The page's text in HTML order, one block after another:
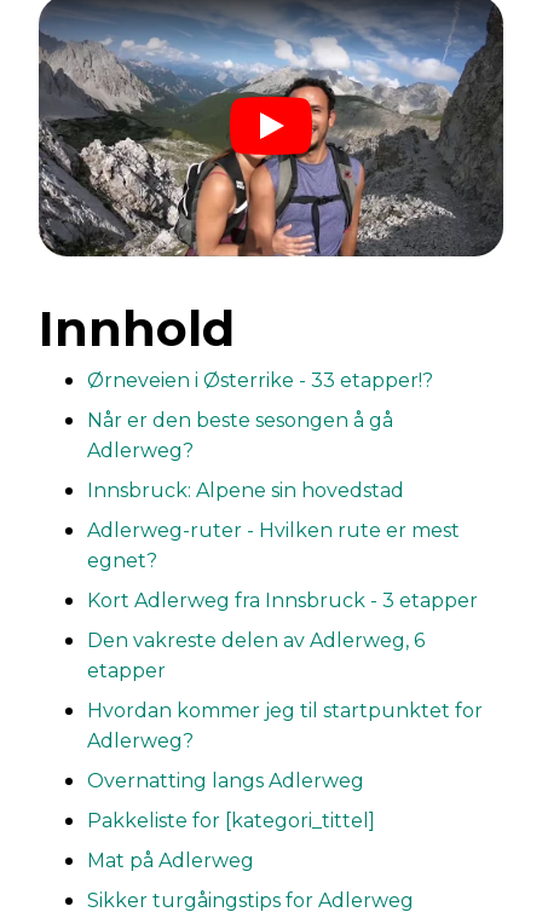
Innhold
Ørneveien i Østerrike - 33 etapper!?
Når er den beste sesongen å gå
Adlerweg?
Innsbruck: Alpene sin hovedstad
Adlerweg-ruter - Hvilken rute er mest
egnet?
Kort Adlerweg fra Innsbruck - 3 etapper
Den vakreste delen av Adlerweg, 6
etapper
Hvordan kommer jeg til startpunktet for
Adlerweg?
Overnatting langs Adlerweg
Pakkeliste for [kategori_tittel]
Mat på Adlerweg
Sikker turgåingstips for Adlerweg